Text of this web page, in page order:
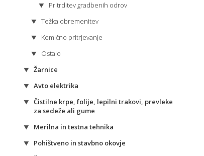
Pritrditev gradbenih odrov
Težka obremenitev
Kemično pritrjevanje
Ostalo
Žarnice
Avto elektrika
Čistilne krpe, folije, lepilni trakovi, prevleke
za sedeže ali gume
Merilna in testna tehnika
Pohištveno in stavbno okovje